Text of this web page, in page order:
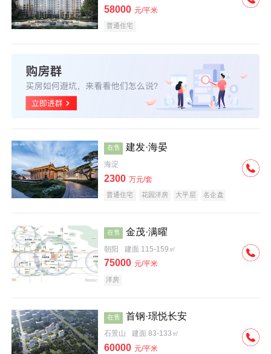
58000 元/平米
普通住宅
在售 建发·海晏
海淀
2300 万元/套
普通住宅 花园洋房 大平层
名企盘
在售 金茂·满曜
朝阳 建面 115-159㎡
75000 元/平米
洋房
在售 首钢·璟悦长安
石景山 建面 83-133㎡
60000 元/平米